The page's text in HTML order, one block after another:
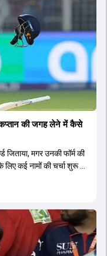
कप्तान की जगह लेने में कैसे
जिताया, मगर उनकी फॉर्म की
कई नामों की चर्चा शुरू हो